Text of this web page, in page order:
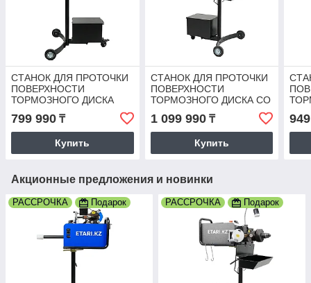
СТАНОК ДЛЯ ПРОТОЧКИ
ПОВЕРХНОСТИ
ТОРМОЗНОГО ДИСКА
БЕЗ СНЯТИЯ С
АВТОМОБИЛЯ ETARI S-80
799 990 ₸
Купить
СТАНОК ДЛЯ ПРОТОЧКИ
ПОВЕРХНОСТИ
ТОРМОЗНОГО ДИСКА СО
СНЯТИЕМ И БЕЗ
СНЯТИЯ С АВТОМОБИЛЯ
ETARI S-100 PLUS
1 099 990₸
Купить
Акционные предложения и новинки
РАССРОЧКА Подарок РАССРОЧКА Подарок